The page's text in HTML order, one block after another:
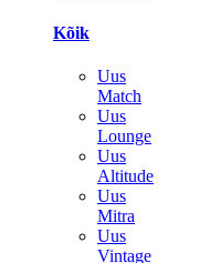
Kõik
Uus
Match
Uus
Lounge
Uus
Altitude
Uus
Mitra
Uus
Vintage